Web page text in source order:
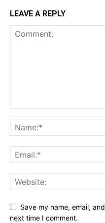
LEAVE A REPLY
Save my name, email,
next time I comment.